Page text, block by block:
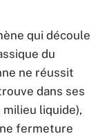
qui découle
du
ne réussit
dans ses
liquide),
fermeture